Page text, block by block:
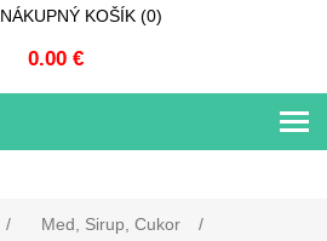
NÁKUPNÝ KOŠÍK (0)
0.00 €
/ Med, Sirup, Cukor
/